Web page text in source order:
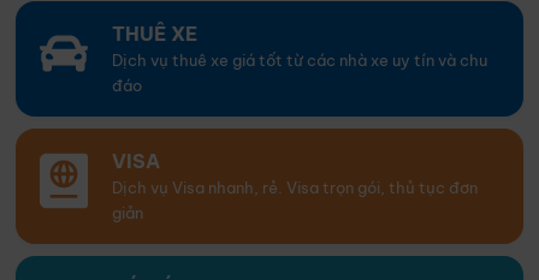
THUÊ XE
Dịch vụ thuê xe giá tốt từ các nhà xe uy tín và chu
đáo
VISA
Dịch vụ Visa nhanh, rẻ. Visa trọn gói, thủ tục đơn
giản